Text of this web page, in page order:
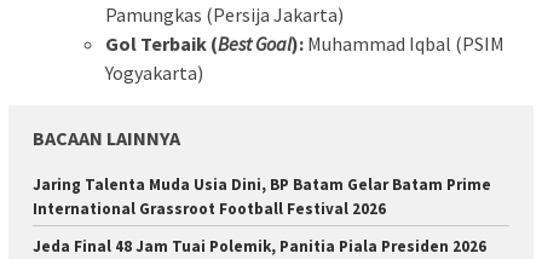
Pamungkas (Persija Jakarta)
Gol Terbaik (Best Goal): Muhammad Iqbal (PSIM
Yogyakarta)
BACAAN LAINNYA
Jaring Talenta Muda Usia Dini, BP Batam Gelar Batam Prime
International Grassroot Football Festival 2026
Jeda Final 48 Jam Tuai Polemik, Panitia Piala Presiden 2026